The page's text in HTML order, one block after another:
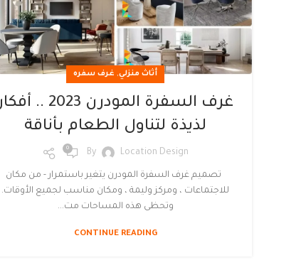
أثاث منزلي, غرف سفره
غرف السفرة المودرن 2023 ..
لذيذة لتناول الطعام بأناقة
By Location Design
0
تصميم غرف السفرة المودرن يتغير باستمرار - من مكان
للاجتماعات ، ومركز وليمة ، ومكان مناسب لجميع الأوقات.
وتحظى هذه المساحات مت...
CONTINUE READING